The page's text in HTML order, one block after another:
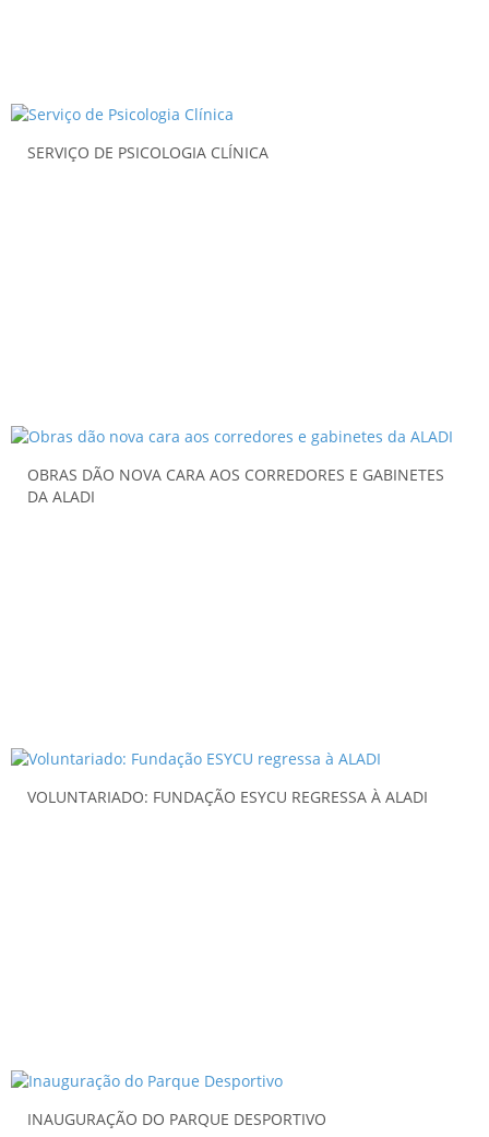
SERVIÇO DE PSICOLOGIA CLÍNICA
OBRAS DÃO NOVA CARA AOS CORREDORES E GABINETES
DA ALADI
VOLUNTARIADO: FUNDAÇÃO ESYCU REGRESSA À ALADI
INAUGURAÇÃO DO PARQUE DESPORTIVO